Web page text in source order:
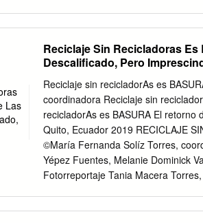
segunda de 1939 a 1977.
80279 DAME TU MUJER JOSE 50
LOS 80282 el aguacero 50 DE
LOS 54023 EL BAILADOR 50 DE
80281 el marinero 50 DE
el pajaro macua 50 DE JOSELITO
RON DE VINOLA 50 DE JOSELITO
163057 Fiesta En Corraleja 50 DE
JOSELITO LOS 80289 LA ARAÑA
JOSELITO LOS 110219 LA
Reciclaje Sin Recicladoras
Descalificado, Pero
Reciclaje sin recicladorAs es
coordinadora Reciclaje sin
recicladorAs es BASURA El
Quito, Ecuador 2019 RECICLAJE
©María Fernanda Solíz Torres,
Yépez Fuentes, Melanie Dominick
Fotorreportaje Tania Macera